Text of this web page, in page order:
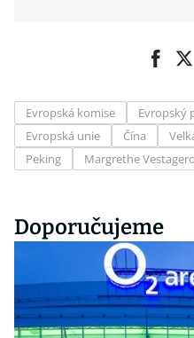
Evropská komise Evropský
Evropská unie
Čína
Peking
Margrethe
Doporučujeme